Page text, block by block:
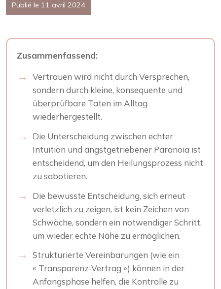
Publié le 11 avril 2024
Zusammenfassend:
Vertrauen wird nicht durch Versprechen,
sondern durch kleine, konsequente und
überprüfbare Taten im Alltag
wiederhergestellt.
Die Unterscheidung zwischen echter
Intuition und angstgetriebener Paranoia ist
entscheidend, um den Heilungsprozess nicht
zu sabotieren.
Die bewusste Entscheidung, sich erneut
verletzlich zu zeigen, ist kein Zeichen von
Schwäche, sondern ein notwendiger Schritt,
um wieder echte Nähe zu ermöglichen.
Strukturierte Vereinbarungen (wie ein
« Transparenz-Vertrag ») können in der
Anfangsphase helfen, die Kontrolle zu